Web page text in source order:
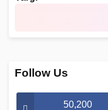
Follow Us
50,200